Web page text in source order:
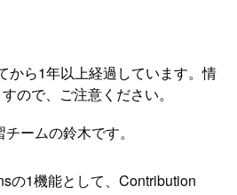
から1年以上経過しています。情
ので、ご注意ください。
ームの鈴木です。
の1機能として、Contribution